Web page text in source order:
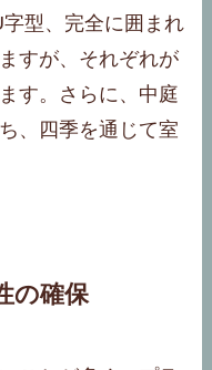
型、完全に囲まれ
すが、それぞれが
す。さらに、中庭
、四季を通じて室
の確保